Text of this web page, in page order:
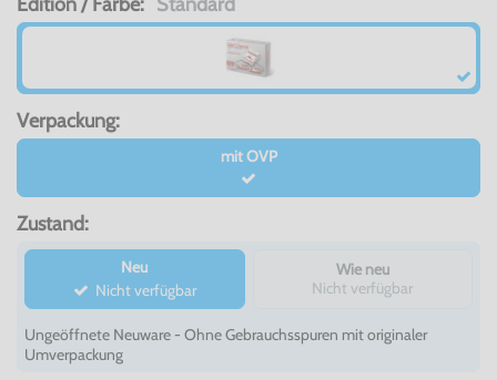
Verpackung:
mit OVP
Zustand:
Neu
Nicht verfügbar
Wie neu
Nicht verfügbar
Ungeöffnete Neuware - Ohne Gebrauchsspuren mit originaler
Umverpackung